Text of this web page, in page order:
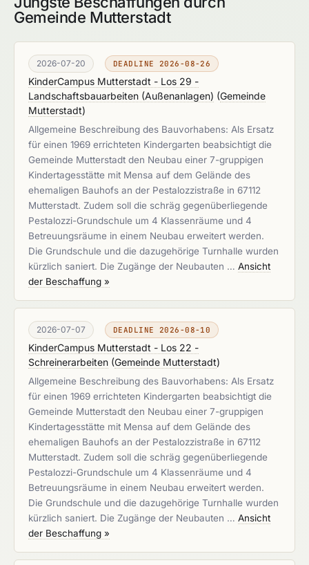
Gemeinde Mutterstadt
2026-07-20 DEADLINE 2026-08-26
KinderCampus Mutterstadt - Los 29 -
Landschaftsbauarbeiten (Außenanlagen) (Gemeinde
Mutterstadt)
Allgemeine Beschreibung des Bauvorhabens: Als Ersatz
für einen 1969 errichteten Kindergarten beabsichtigt die
Gemeinde Mutterstadt den Neubau einer 7-gruppigen
Kindertagesstätte mit Mensa auf dem Gelände des
ehemaligen Bauhofs an der Pestalozzistraße in 67112
Mutterstadt. Zudem soll die schräg gegenüberliegende
Pestalozzi-Grundschule um 4 Klassenräume und 4
Betreuungsräume in einem Neubau erweitert werden.
Die Grundschule und die dazugehörige Turnhalle wurden
kürzlich saniert. Die Zugänge der Neubauten … Ansicht
der Beschaffung »
2026-07-07 DEADLINE 2026-08-10
KinderCampus Mutterstadt - Los 22 -
Schreinerarbeiten (Gemeinde Mutterstadt)
Allgemeine Beschreibung des Bauvorhabens: Als Ersatz
für einen 1969 errichteten Kindergarten beabsichtigt die
Gemeinde Mutterstadt den Neubau einer 7-gruppigen
Kindertagesstätte mit Mensa auf dem Gelände des
ehemaligen Bauhofs an der Pestalozzistraße in 67112
Mutterstadt. Zudem soll die schräg gegenüberliegende
Pestalozzi-Grundschule um 4 Klassenräume und 4
Betreuungsräume in einem Neubau erweitert werden.
Die Grundschule und die dazugehörige Turnhalle wurden
kürzlich saniert. Die Zugänge der Neubauten … Ansicht
der Beschaffung »